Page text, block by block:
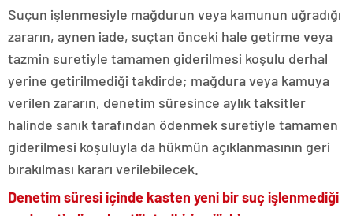
Suçun işlenmesiyle mağdurun veya kamunun uğradığı
zararın, aynen iade, suçtan önceki hale getirme veya
tazmin suretiyle tamamen giderilmesi koşulu derhal
yerine getirilmediği takdirde; mağdura veya kamuya
verilen zararın, denetim süresince aylık taksitler
halinde sanık tarafından ödenmek suretiyle tamamen
giderilmesi koşuluyla da hükmün açıklanmasının geri
bırakılması kararı verilebilecek.
Denetim süresi içinde kasten yeni bir suç işlenmediği